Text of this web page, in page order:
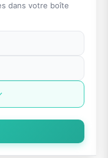
dans votre boîte